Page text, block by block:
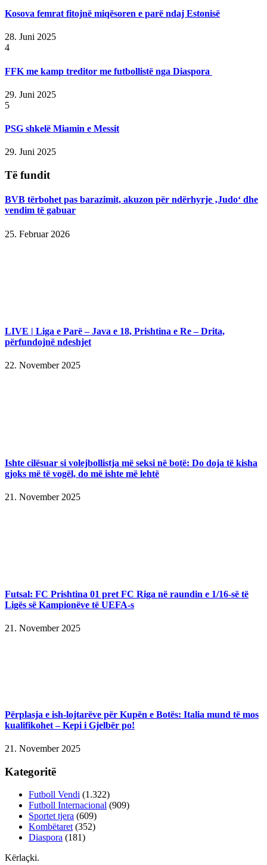
Kosova femrat fitojnë miqësoren e parë ndaj Estonisë
28. Juni 2025
4
FFK me kamp treditor me futbollistë nga Diaspora
29. Juni 2025
5
PSG shkelë Miamin e Messit
29. Juni 2025
Të fundit
BVB tërbohet pas barazimit, akuzon për ndërhyrje ‚Judo‘ dhe
vendim të gabuar
25. Februar 2026
LIVE | Liga e Parë – Java e 18, Prishtina e Re – Drita,
përfundojnë ndeshjet
22. November 2025
Ishte cilësuar si volejbollistja më seksi në botë: Do doja të kisha
gjoks më të vogël, do më ishte më lehtë
21. November 2025
Futsal: FC Prishtina 01 pret FC Riga në raundin e 1/16-së të
Ligës së Kampionëve të UEFA-s
21. November 2025
Përplasja e ish-lojtarëve për Kupën e Botës: Italia mund të mos
kualifikohet – Kepi i Gjelbër po!
21. November 2025
Kategoritë
Futboll Vendi (1.322)
Futboll Internacional (909)
Sportet tjera (609)
Kombëtaret (352)
Diaspora (181)
Kërlaçki.